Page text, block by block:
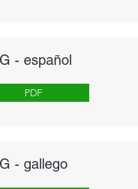
- español
PDF
- gallego